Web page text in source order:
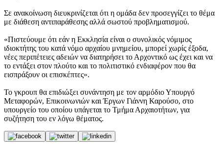
Σε ανακοίνωση διευκρινίζεται ότι η ομάδα δεν προσεγγίζει το θέμα
με διάθεση αντιπαράθεσης αλλά σωστού προβληματισμού.
«Πιστεύουμε ότι εάν η Εκκλησία είναι ο συνολικός νόμιμος
ιδιοκτήτης του κατά νόμο αρχαίου μνημείου, μπορεί χωρίς έξοδα,
νέες περιπέτειες αδειών να διατηρήσει το Αρχοντικό ως έχει και να
το εντάξει στον πλούτο και το πολιτιστικό ενδιαφέρον που θα
εισπράξουν οι επισκέπτες».
Το γκρουπ θα επιδιώξει συνάντηση με τον αρμόδιο Υπουργό
Μεταφορών, Επικοινωνιών και Έργων Γιάννη Καρούσο, στο
υπουργείο του οποίου υπάγεται το Τμήμα Αρχαιοτήτων, για
συζήτηση του εν λόγω θέματος.